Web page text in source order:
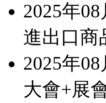
2025年
進出口商
2025年
大會+展